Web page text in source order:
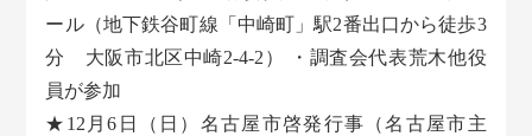
ール（地下鉄谷町線「中崎町」駅2番出口から徒歩3
分 大阪市北区中崎2-4-2） ・調査会代表荒木他役
員が参加
★12月6日（日）名古屋市啓発行事（名古屋市主